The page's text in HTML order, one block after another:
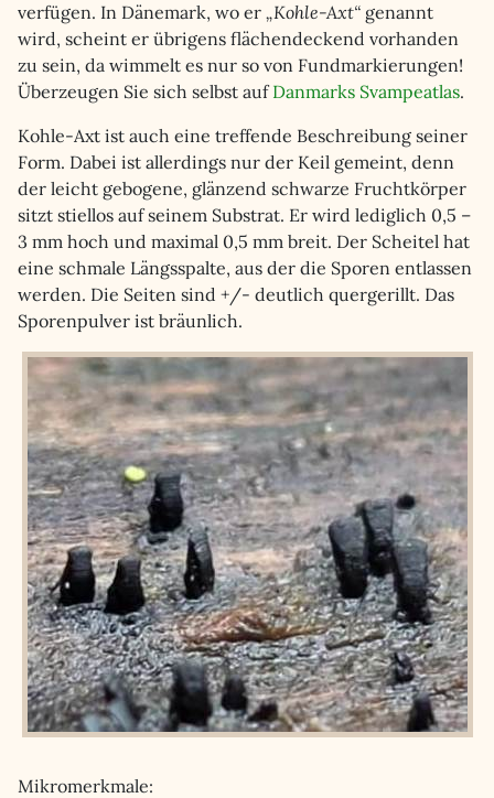
verfügen. In Dänemark, wo er „Kohle-Axt“ genannt
wird, scheint er übrigens flächendeckend vorhanden
zu sein, da wimmelt es nur so von Fundmarkierungen!
Überzeugen Sie sich selbst aufDanmarks Svampeatlas.
Kohle-Axt ist auch eine treffende Beschreibung seiner
Form. Dabei ist allerdings nur der Keil gemeint, denn
der leicht gebogene, glänzend schwarze Fruchtkörper
sitzt stiellos auf seinem Substrat. Er wird lediglich 0,5 –
3 mm hoch und maximal 0,5 mm breit. Der Scheitel hat
eine schmale Längsspalte, aus der die Sporen entlassen
werden. Die Seiten sind +/- deutlich quergerillt. Das
Sporenpulver ist bräunlich.
Mikromerkmale: